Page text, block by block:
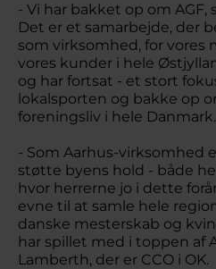
- Vi har bakket op om
Det er et samarbejde, der
som virksomhed, for vores
vores kunder i hele
og har fortsat - et stort
lokalsporten og bakke op
foreningsliv i hele
- Som Aarhus-virksomhed
støtte byens hold - både
hvor herrerne jo i dette
evne til at samle hele
danske mesterskab og
har spillet med i toppen af
Lamberth, der er CCO i OK.